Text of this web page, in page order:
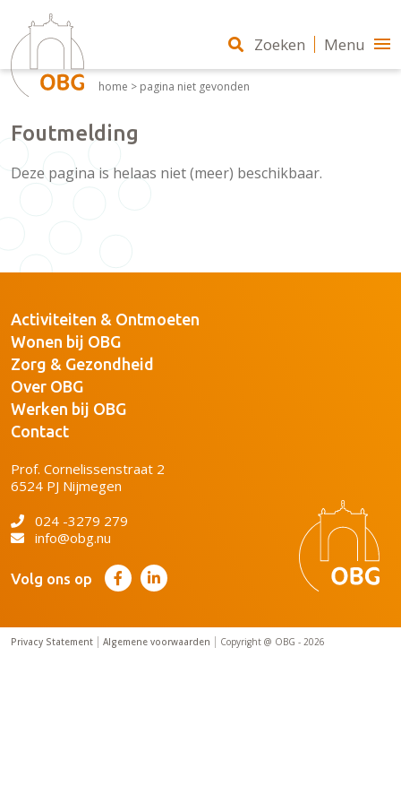
home > pagina niet gevonden
Foutmelding
Deze pagina is helaas niet (meer) beschikbaar.
Activiteiten & Ontmoeten
Wonen bij OBG
Zorg & Gezondheid
Over OBG
Werken bij OBG
Contact
Prof. Cornelissenstraat 2
6524 PJ Nijmegen
024 -3279 279
info@obg.nu
Volg ons op
Privacy Statement Algemene voorwaarden Copyright @ OBG - 2026
Zoeken Menu